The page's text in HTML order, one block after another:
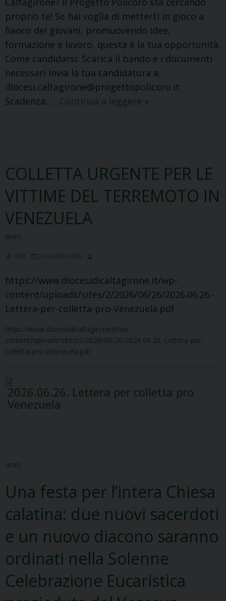
della
pala
d’altare
proprio te! ​Se hai voglia di metterti in gioco a
fianco dei giovani, promuovendo idee,
formazione e lavoro, questa è la tua opportunità.
​Come candidarsi: Scarica il bando e i documenti
necessari Invia la tua candidatura a:
diocesi.caltagirone@progettopolicoro.it ​
Scadenza: … Continua a leggere Bando
Comunità
»
COLLETTA URGENTE PER LE
VITTIME DEL TERREMOTO IN
VENEZUELA
NEWS
LINK 26 GIUGNO 2026
https://www.diocesidicaltagirone.it/wp-
content/uploads/sites/2/2026/06/26/2026.06.26.-
Lettera-per-colletta-pro-Venezuela.pdf
https://www.diocesidicaltagirone.it/wp-
content/uploads/sites/2/2026/06/26/2026.06.26.-Lettera-per-
colletta-pro-Venezuela.pdf
2026.06.26. Lettera per colletta pro
Venezuela
NEWS
Una festa per l’intera Chiesa
calatina: due nuovi sacerdoti
e un nuovo diacono saranno
ordinati nella Solenne
Celebrazione Eucaristica